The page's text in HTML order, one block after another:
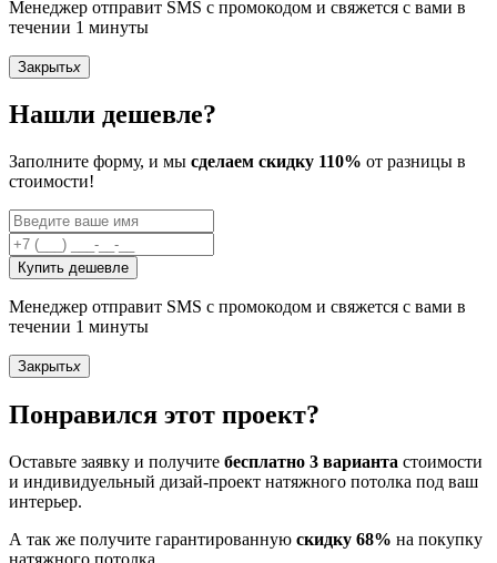
Менеджер отправит SMS с промокодом и свяжется с вами в
течении 1 минуты
Закрытьx
Нашли дешевле?
Заполните форму, и мы сделаем скидку 110% от разницы в
стоимости!
Купить дешевле
Менеджер отправит SMS с промокодом и свяжется с вами в
течении 1 минуты
Закрытьx
Понравился этот проект?
Оставьте заявку и получите бесплатно 3 варианта стоимости
и индивидуельный дизай-проект натяжного потолка под ваш
интерьер.
А так же получите гарантированную скидку 68% на покупку